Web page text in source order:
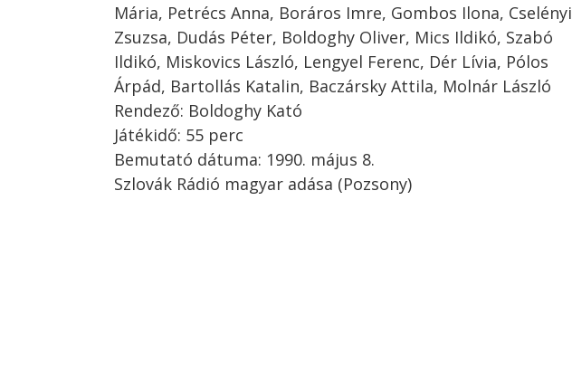
Mária, Petrécs Anna, Boráros Imre, Gombos Ilona, Cselényi
Zsuzsa, Dudás Péter, Boldoghy Oliver, Mics Ildikó, Szabó
Ildikó, Miskovics László, Lengyel Ferenc, Dér Lívia, Pólos
Árpád, Bartollás Katalin, Baczársky Attila, Molnár László
Rendező: Boldoghy Kató
Játékidő: 55 perc
Bemutató dátuma: 1990. május 8.
Szlovák Rádió magyar adása (Pozsony)